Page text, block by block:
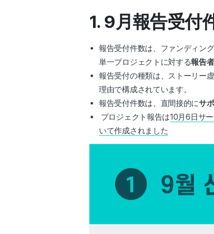
1. 9月報告受付
報告受付件数は、ファンディン
単一プロジェクトに対する報告
報告受付の種類は、ストーリー
理由で構成されています。
報告受付件数は、直間接的にサ
プロジェクト報告は10月6日サ
いて作成されました